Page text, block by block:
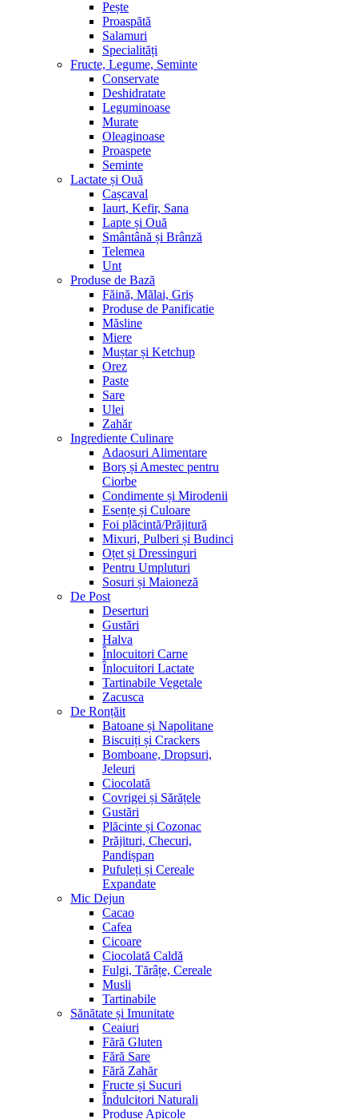
Pește
Proaspătă
Salamuri
Specialități
Fructe, Legume, Seminte
Conservate
Deshidratate
Leguminoase
Murate
Oleaginoase
Proaspete
Seminte
Lactate și Ouă
Cașcaval
Iaurt, Kefir, Sana
Lapte și Ouă
Smântână și Brânză
Telemea
Unt
Produse de Bază
Făină, Mălai, Griș
Produse de Panificatie
Măsline
Miere
Muștar și Ketchup
Orez
Paste
Sare
Ulei
Zahăr
Ingrediente Culinare
Adaosuri Alimentare
Borș și Amestec pentru
Ciorbe
Condimente și Mirodenii
Esențe și Culoare
Foi plăcintă/Prăjitură
Mixuri, Pulberi și Budinci
Oțet și Dressinguri
Pentru Umpluturi
Sosuri și Maioneză
De Post
Deserturi
Gustări
Halva
Înlocuitori Carne
Înlocuitori Lactate
Tartinabile Vegetale
Zacusca
De Ronțăit
Batoane și Napolitane
Biscuiți și Crackers
Bomboane, Dropsuri,
Jeleuri
Ciocolată
Covrigei și Sărățele
Gustări
Plăcinte și Cozonac
Prăjituri, Checuri,
Pandișpan
Pufuleți și Cereale
Expandate
Mic Dejun
Cacao
Cafea
Cicoare
Ciocolată Caldă
Fulgi, Tărâțe, Cereale
Musli
Tartinabile
Sănătate și Imunitate
Ceaiuri
Fără Gluten
Fără Sare
Fără Zahăr
Fructe și Sucuri
Îndulcitori Naturali
Produse Apicole